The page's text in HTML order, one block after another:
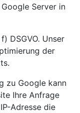
Server in
DSGVO. Unser
der
zu Google kann
Ihre Anfrage
Adresse die